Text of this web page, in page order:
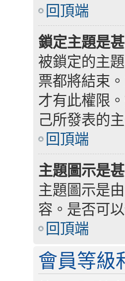
回頂端
鎖定主題是
被鎖定的主
票都將結束
才有此權限
己所發表的主
回頂端
主題圖示是
主題圖示是
容。是否可
回頂端
會員等級